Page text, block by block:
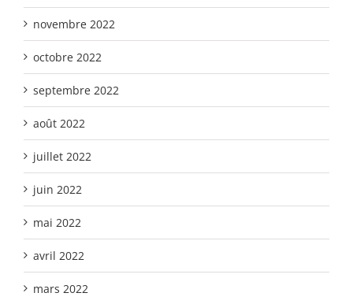
novembre 2022
octobre 2022
septembre 2022
août 2022
juillet 2022
juin 2022
mai 2022
avril 2022
mars 2022